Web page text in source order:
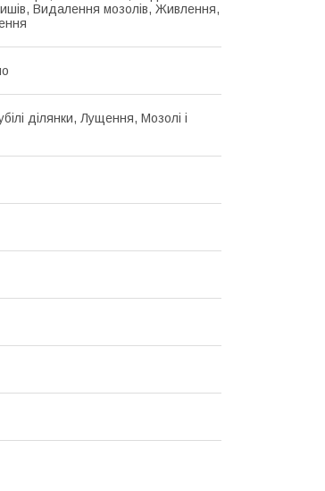
Видалення мозолів, Живлення,
ділянки, Лущення, Мозолі і